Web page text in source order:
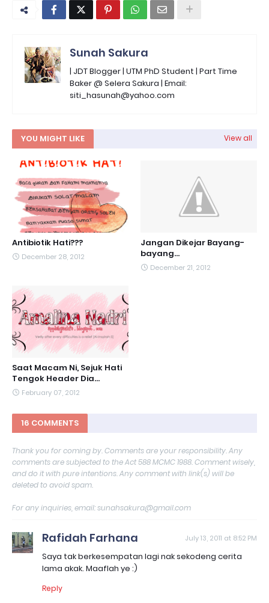
Sunah Sakura
| JDT Blogger | UTM PhD Student | Part Time
Baker @ Selera Sakura | Email:
siti_hasunah@yahoo.com
YOU MIGHT LIKE View all
Antibiotik Hati???
December 28, 2012
Jangan Dikejar Bayang-
bayang...
December 21, 2012
Saat Macam Ni, Sejuk Hati
Tengok Header Dia...
February 07, 2012
16 COMMENTS
Thank you for coming by. Comments are your responsibility. Any
comments are subjected to the Act 588 MCMC 1988. Comment wisely,
and do it with pure intentions. Any comment with link(s) will be
deleted to avoid spam.
For any inquiries, email: sunahsakura@gmail.com
Rafidah Farhana July 13, 2011 at 8:52 PM
Saya tak berkesempatan lagi nak sekodeng cerita
lama akak. Maaflah ye :)
Reply